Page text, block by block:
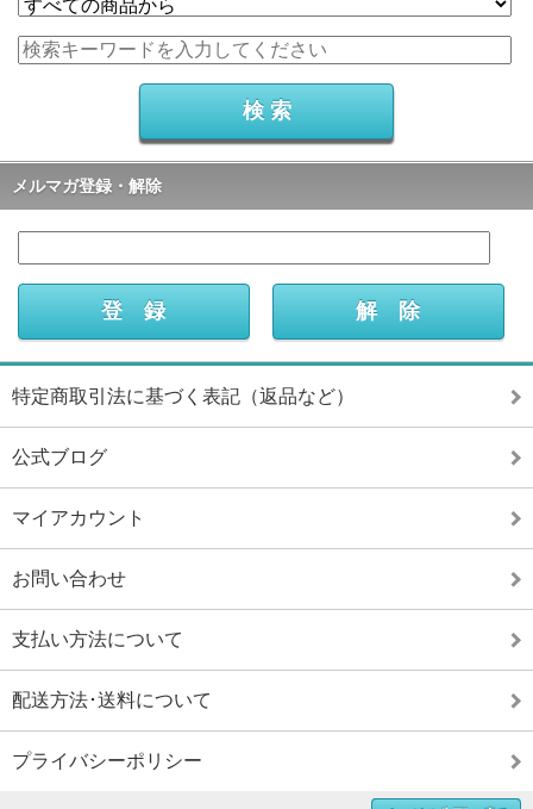
メルマガ登録・解除
特定商取引法に基づく表記（返品など）
公式ブログ
マイアカウント
お問い合わせ
支払い方法について
配送方法･送料について
プライバシーポリシー